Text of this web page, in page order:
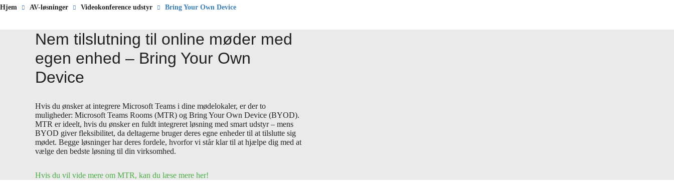
Hjem AV-løsninger Videokonference udstyr Bring Your Own Device
Nem tilslutning til online møder med
egen enhed – Bring Your Own
Device
Hvis du ønsker at integrere Microsoft Teams i dine mødelokaler, er der to
muligheder: Microsoft Teams Rooms (MTR) og Bring Your Own Device (BYOD).
MTR er ideelt, hvis du ønsker en fuldt integreret løsning med smart udstyr – mens
BYOD giver fleksibilitet, da deltagerne bruger deres egne enheder til at tilslutte sig
mødet. Begge løsninger har deres fordele, hvorfor vi står klar til at hjælpe dig med at
vælge den bedste løsning til din virksomhed.
Hvis du vil vide mere om MTR, kan du læse mere her!